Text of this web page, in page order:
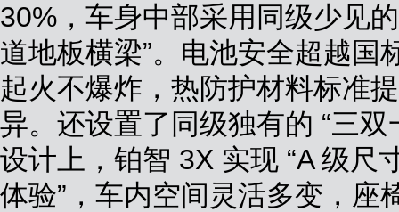
30%，车身中部采用同级少见
道地板横梁”。电池安全超越国
起火不爆炸，热防护材料标准
异。还设置了同级独有的 “三
设计上，铂智 3X 实现 “A 级尺
体验”，车内空间灵活多变，座